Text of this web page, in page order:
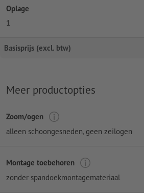
Oplage
1
Basisprijs (excl. btw)
Meer productopties
Zoom/ogen
alleen schoongesneden, geen zeilogen
Montage toebehoren
zonder spandoekmontagemateriaal